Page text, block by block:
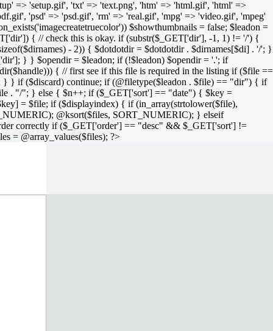
=> 'setup.gif', 'txt' => 'text.png', 'htm' => 'html.gif', 'html' =>
'psd' => 'psd.gif', 'rm' => 'real.gif', 'mpg' => 'video.gif', 'mpeg'
$showthumbnails = false; $leadon =
{ // check this is okay. if (substr($_GET['dir'], -1, 1) != '/') {
- 2)) { $dotdotdir = $dotdotdir . $dirnames[$di] . '/'; }
} } $opendir = $leadon; if (!$leadon) $opendir = '.'; if
{ // first see if this file is required in the listing if ($file ==
} } if ($discard) continue; if (@filetype($leadon . $file) == "dir") { if
. "/"; } else { $n++; if ($_GET['sort'] == "date") { $key =
= $file; if ($displayindex) { if (in_array(strtolower($file),
@ksort($files, SORT_NUMERIC); } elseif
correctly if ($_GET['order'] == "desc" && $_GET['sort'] !=
= @array_values($files); ?>